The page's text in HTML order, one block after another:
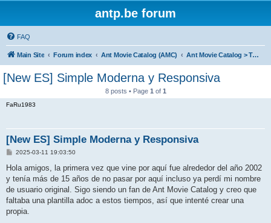
antp.be forum
FAQ
Main Site Forum index Ant Movie Catalog (AMC) Ant Movie Catalog > Templates
[New ES] Simple Moderna y Responsiva
8 posts • Page 1 of 1
FaRu1983
[New ES] Simple Moderna y Responsiva
P
s
2025-03-11 19:03:50
Hola amigos, la primera vez que vine por aquí fue alrededor del año 2002
y tenía más de 15 años de no pasar por aquí incluso ya perdí mi nombre
de usuario original. Sigo siendo un fan de Ant Movie Catalog y creo que
faltaba una plantilla adoc a estos tiempos, así que intenté crear una
propia.